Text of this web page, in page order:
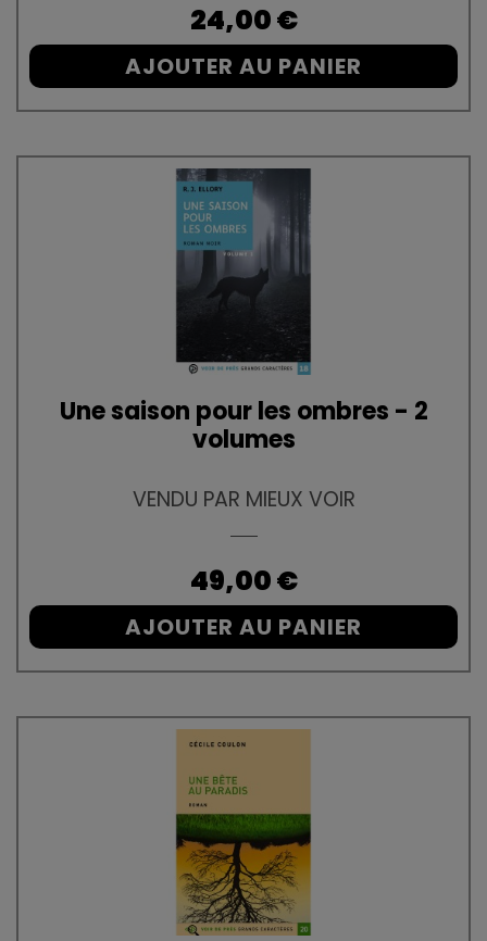
Prix
24,00 €
AJOUTER AU PANIER
Une saison pour les ombres - 2
volumes
VENDU PAR MIEUX VOIR
Prix
49,00 €
AJOUTER AU PANIER